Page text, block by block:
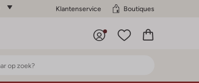
Klantenservice Boutiques